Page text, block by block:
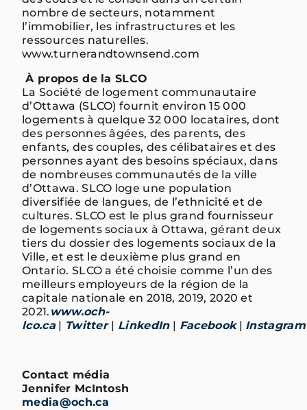
nombre de secteurs, notamment
l’immobilier, les infrastructures et les
ressources naturelles.
www.turnerandtownsend.com
À propos de la SLCO
La Société de logement communautaire
d’Ottawa (SLCO) fournit environ 15 000
logements à quelque 32 000 locataires, dont
des personnes âgées, des parents, des
enfants, des couples, des célibataires et des
personnes ayant des besoins spéciaux, dans
de nombreuses communautés de la ville
d’Ottawa. SLCO loge une population
diversifiée de langues, de l’ethnicité et de
cultures. SLCO est le plus grand fournisseur
de logements sociaux à Ottawa, gérant deux
tiers du dossier des logements sociaux de la
Ville, et est le deuxième plus grand en
Ontario. SLCO a été choisie comme l’un des
meilleurs employeurs de la région de la
capitale nationale en 2018, 2019, 2020 et
2021. www.och-
lco.ca| Twitter | LinkedIn| Facebook| Instagram
Contact média
Jennifer McIntosh
media@och.ca